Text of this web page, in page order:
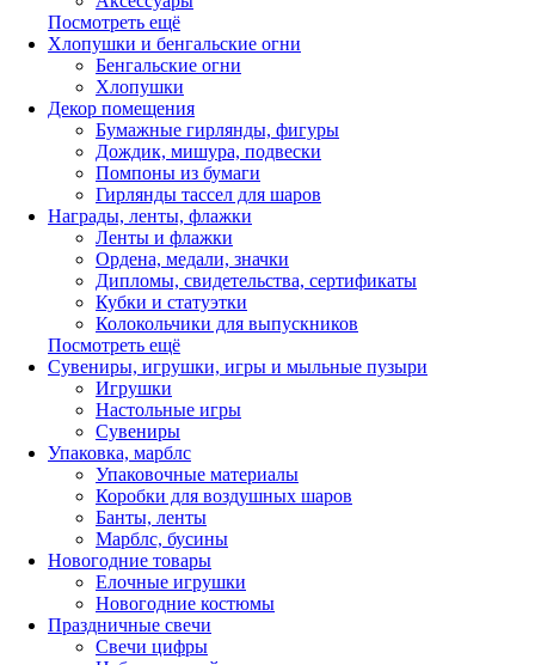
Посмотреть ещё
Хлопушки и бенгальские огни
Бенгальские огни
Хлопушки
Декор помещения
Бумажные гирлянды, фигуры
Дождик, мишура, подвески
Помпоны из бумаги
Гирлянды тассел для шаров
Награды, ленты, флажки
Ленты и флажки
Ордена, медали, значки
Дипломы, свидетельства, сертификаты
Кубки и статуэтки
Колокольчики для выпускников
Посмотреть ещё
Сувениры, игрушки, игры и мыльные пузыри
Игрушки
Настольные игры
Сувениры
Упаковка, марблс
Упаковочные материалы
Коробки для воздушных шаров
Банты, ленты
Марблс, бусины
Новогодние товары
Елочные игрушки
Новогодние костюмы
Праздничные свечи
Свечи цифры